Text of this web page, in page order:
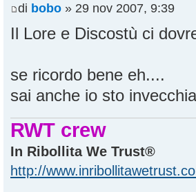
di bobo » 29 nov 2007, 9:39
Il Lore e Discostù ci
se ricordo bene eh....
sai anche io sto
RWT crew
In Ribollita We Trust®
http://